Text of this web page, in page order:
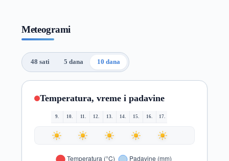
Meteogrami
48 sati 5 dana 10 dana
Temperatura, vreme i padavine
9. 10. 11. 12. 13. 14. 15. 16. 17.